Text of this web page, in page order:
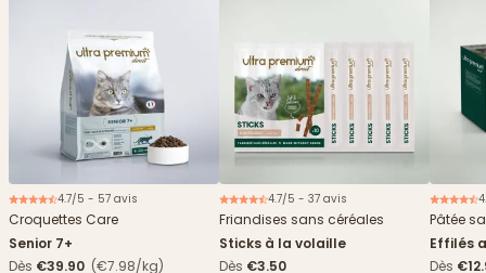
Nouveau
4.7/5 - 57 avis
Croquettes Care
Senior 7+
Dès €39.90 (€7.98/kg)
4.7/5 - 37 avis
Friandises sans céréales
Sticks à la volaille
Dès €3.50
Pâtée
Effilés
Dès